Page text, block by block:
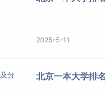
于1911年，校名“清华”源
2025-5-11
北京一本大学排